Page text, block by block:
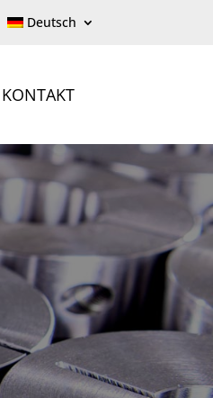
Deutsch
KONTAKT